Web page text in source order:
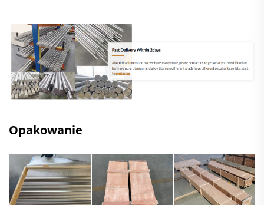
Opakowanie